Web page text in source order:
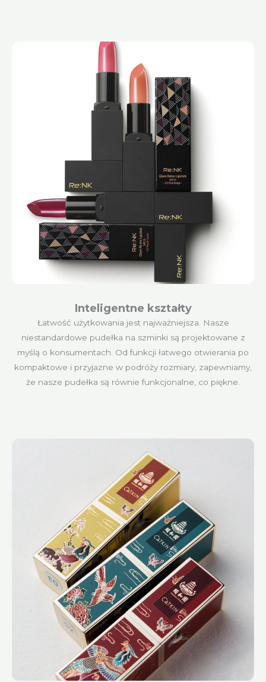
Inteligentne kształty
Łatwość użytkowania jest najważniejsza. Nasze
niestandardowe pudełka na szminki są projektowane z
myślą o konsumentach. Od funkcji łatwego otwierania po
kompaktowe i przyjazne w podróży rozmiary, zapewniamy,
że nasze pudełka są równie funkcjonalne, co piękne.